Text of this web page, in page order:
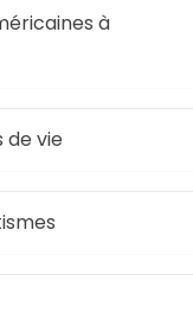
à
de vie